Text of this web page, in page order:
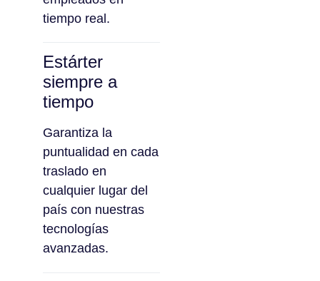
tiempo real.
Estárter
siempre a
tiempo
Garantiza la
puntualidad en cada
traslado en
cualquier lugar del
país con nuestras
tecnologías
avanzadas.